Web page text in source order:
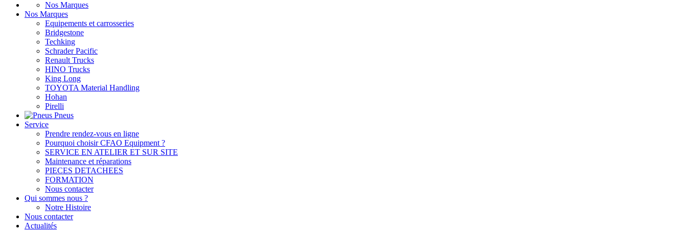
Nos Marques
Nos Marques
Equipements et carrosseries
Bridgestone
Techking
Schrader Pacific
Renault Trucks
HINO Trucks
King Long
TOYOTA Material Handling
Hohan
Pirelli
Pneus
Service
Prendre rendez-vous en ligne
Pourquoi choisir CFAO Equipment ?
SERVICE EN ATELIER ET SUR SITE
Maintenance et réparations
PIECES DETACHEES
FORMATION
Nous contacter
Qui sommes nous ?
Notre Histoire
Nous contacter
Actualités